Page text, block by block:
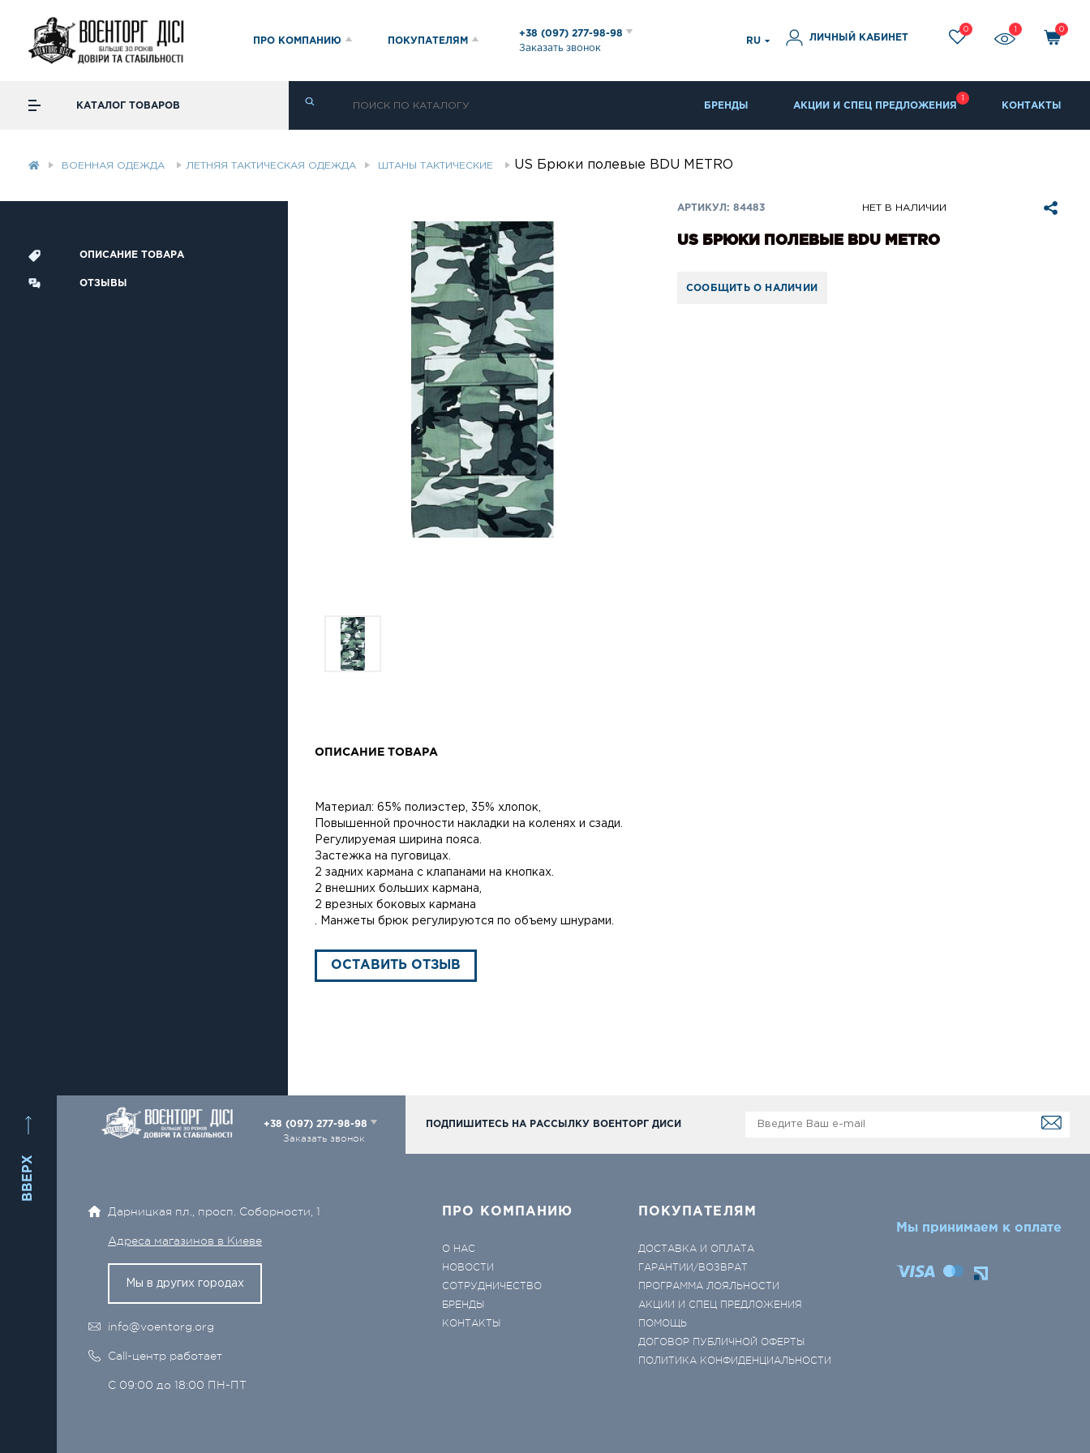
ПРО КОМПАНИЮ ПОКУПАТЕЛЯМ
+38 (097) 277-98-98
Заказать звонок
RU ЛИЧНЫЙ КАБИНЕТ
0 0
КАТАЛОГ ТОВАРОВ БРЕНДЫ АКЦИИ И СПЕЦ ПРЕДЛОЖЕНИЯ КОНТАКТЫ
ВОЕННАЯ ОДЕЖДА ЛЕТНЯЯ ТАКТИЧЕСКАЯ ОДЕЖДА ШТАНЫ ТАКТИЧЕСКИЕ US Брюки полевые BDU METRO
ОПИСАНИЕ ТОВАРА
ОТЗЫВЫ
АРТИКУЛ: 84483 НЕТ В НАЛИЧИИ
US БРЮКИ ПОЛЕВЫЕ BDU METRO
СООБЩИТЬ О НАЛИЧИИ
ОПИСАНИЕ ТОВАРА
Материал: 65% полиэстер, 35% хлопок,
Повышенной прочности накладки на коленях и сзади.
Регулируемая ширина пояса.
Застежка на пуговицах.
2 задних кармана с клапанами на кнопках.
2 внешних больших кармана,
2 врезных боковых кармана
. Манжеты брюк регулируются по объему шнурами.
ОСТАВИТЬ ОТЗЫВ
ВВЕРХ
+38 (097) 277-98-98
Заказать звонок
ПОДПИШИТЕСЬ НА РАССЫЛКУ ВОЕНТОРГ ДИСИ
Дарницкая пл., просп. Соборности, 1
Адреса магазинов в Киеве
Мы в других городах
info@voentorg.org
Call-центр работает
С 09:00 до 18:00 ПН-ПТ
ПРО КОМПАНИЮ
О НАС
НОВОСТИ
СОТРУДНИЧЕСТВО
БРЕНДЫ
КОНТАКТЫ
ПОКУПАТЕЛЯМ
ДОСТАВКА И ОПЛАТА
ГАРАНТИИ/ВОЗВРАТ
ПРОГРАММА ЛОЯЛЬНОСТИ
АКЦИИ И СПЕЦ ПРЕДЛОЖЕНИЯ
ПОМОЩЬ
ДОГОВОР ПУБЛИЧНОЙ ОФЕРТЫ
ПОЛИТИКА КОНФИДЕНЦИАЛЬНОСТИ
Мы принимаем к оплате